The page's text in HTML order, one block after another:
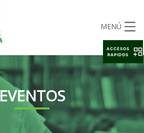
MENÚ
EVENTOS
ACCESOS
RAPIDOS